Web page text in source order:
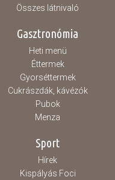
Összes látnivaló
Gasztronómia
Heti menü
Éttermek
Gyorséttermek
Cukrászdák, kávézók
Pubok
Menza
Sport
Hírek
Kispályás Foci